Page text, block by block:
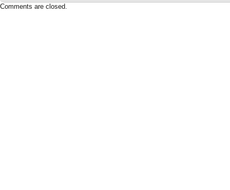
Comments are closed.